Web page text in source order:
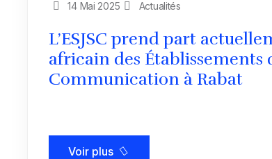
14 Mai 2025 Actualités
L’ESJSC prend part
africain des
Communication à Rabat
Voir plus